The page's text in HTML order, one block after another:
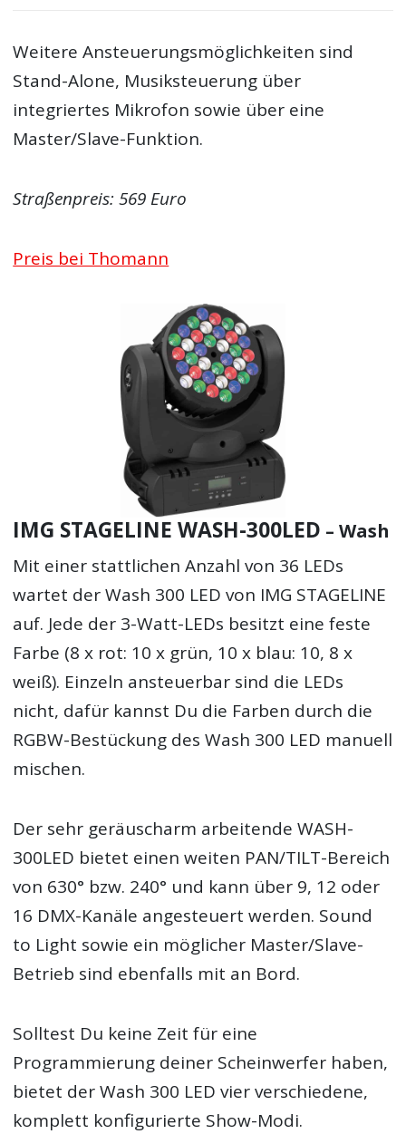
Weitere Ansteuerungsmöglichkeiten sind
Stand-Alone, Musiksteuerung über
integriertes Mikrofon sowie über eine
Master/Slave-Funktion.
Straßenpreis: 569 Euro
Preis bei Thomann
IMG STAGELINE WASH-300LED – Wash
Mit einer stattlichen Anzahl von 36 LEDs
wartet der Wash 300 LED von IMG STAGELINE
auf. Jede der 3-Watt-LEDs besitzt eine feste
Farbe (8 x rot: 10 x grün, 10 x blau: 10, 8 x
weiß). Einzeln ansteuerbar sind die LEDs
nicht, dafür kannst Du die Farben durch die
RGBW-Bestückung des Wash 300 LED manuell
mischen.
Der sehr geräuscharm arbeitende WASH-
300LED bietet einen weiten PAN/TILT-Bereich
von 630° bzw. 240° und kann über 9, 12 oder
16 DMX-Kanäle angesteuert werden. Sound
to Light sowie ein möglicher Master/Slave-
Betrieb sind ebenfalls mit an Bord.
Solltest Du keine Zeit für eine
Programmierung deiner Scheinwerfer haben,
bietet der Wash 300 LED vier verschiedene,
komplett konfigurierte Show-Modi.